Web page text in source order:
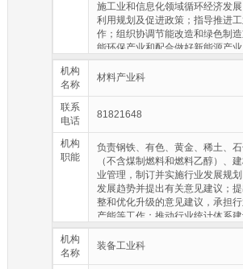
施工业和信息化领域循环经济发
利用规划及促进政策；指导推进
作；组织协调节能改造和绿色制
能环保产业和配合做好新能源产
业情况。
机构
名称
材料产业科
联系
电话
81821648
机构
职能
负责钢铁、有色、黄金、稀土、
（不含煤制燃料和燃料乙醇）、
业管理，制订并实施行业发展规
发展趋势并提出有关意见建议；
整和优化升级的意见建议，承担
产能等工作；推动行业统计体系
化学武器公约》的组织协调工作。
机构
名称
装备工业科